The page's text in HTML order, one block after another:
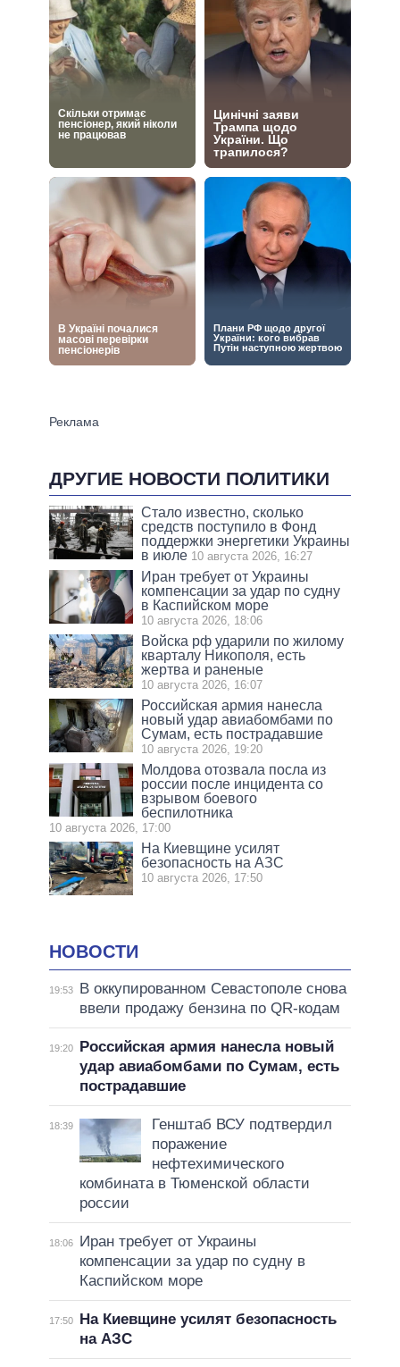
ДРУГИЕ НОВОСТИ ПОЛИТИКИ
Стало известно, сколько
средств поступило в Фонд
поддержки энергетики Украины
в июле 10 августа 2026, 16:27
Иран требует от Украины
компенсации за удар по судну
в Каспийском море
10 августа 2026, 18:06
Войска рф ударили по жилому
кварталу Никополя, есть
жертва и раненые
10 августа 2026, 16:07
Российская армия нанесла
новый удар авиабомбами по
Сумам, есть пострадавшие
10 августа 2026, 19:20
Молдова отозвала посла из
россии после инцидента со
взрывом боевого
беспилотника
10 августа 2026, 17:00
На Киевщине усилят
безопасность на АЗС
10 августа 2026, 17:50
НОВОСТИ
19:53
В оккупированном Севастополе снова
ввели продажу бензина по QR-кодам
19:20
Российская армия нанесла новый
удар авиабомбами по Сумам, есть
пострадавшие
18:39
Генштаб ВСУ подтвердил
поражение
нефтехимического
комбината в Тюменской области
россии
18:06
Иран требует от Украины
компенсации за удар по судну в
Каспийском море
17:50
На Киевщине усилят безопасность
на АЗС